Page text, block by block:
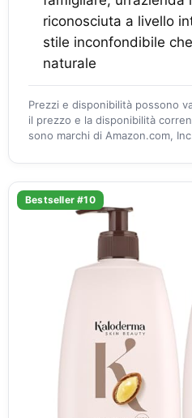
riconosciuta a livello
stile inconfondibile
naturale
Prezzi e disponibilità possono
il prezzo e la disponibilità
sono marchi di Amazon.com,
Bestseller #10